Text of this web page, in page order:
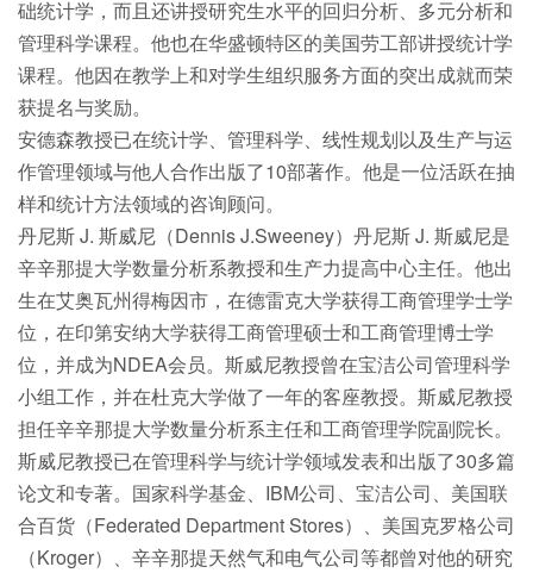
础统计学，而且还讲授研究生水平的回归分析、多元分析和
管理科学课程。他也在华盛顿特区的美国劳工部讲授统计学
课程。他因在教学上和对学生组织服务方面的突出成就而荣
获提名与奖励。
安德森教授已在统计学、管理科学、线性规划以及生产与运
作管理领域与他人合作出版了10部著作。他是一位活跃在抽
样和统计方法领域的咨询顾问。
丹尼斯 J. 斯威尼（Dennis J.Sweeney）丹尼斯 J. 斯威尼是
辛辛那提大学数量分析系教授和生产力提高中心主任。他出
生在艾奥瓦州得梅因市，在德雷克大学获得工商管理学士学
位，在印第安纳大学获得工商管理硕士和工商管理博士学
位，并成为NDEA会员。斯威尼教授曾在宝洁公司管理科学
小组工作，并在杜克大学做了一年的客座教授。斯威尼教授
担任辛辛那提大学数量分析系主任和工商管理学院副院长。
斯威尼教授已在管理科学与统计学领域发表和出版了30多篇
论文和专著。国家科学基金、IBM公司、宝洁公司、美国联
合百货（Federated Department Stores）、美国克罗格公司
（Kroger）、辛辛那提天然气和电气公司等都曾对他的研究